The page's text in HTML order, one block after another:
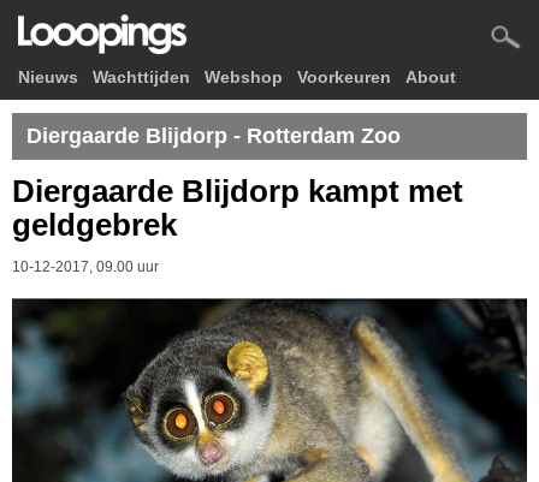
Nieuws Wachttijden Webshop Voorkeuren About
Diergaarde Blijdorp - Rotterdam Zoo
Diergaarde Blijdorp kampt met
geldgebrek
10-12-2017, 09.00 uur